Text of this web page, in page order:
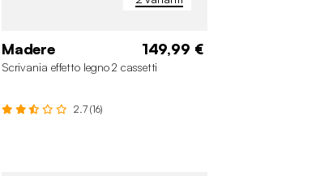
Madere 149,99 €
Scrivania effetto legno 2 cassetti
2.7 (16)